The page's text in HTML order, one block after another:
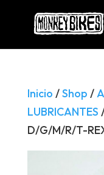
Búsqueda
productos
Inicio /Shop /
LUBRICANTES
D/G/M/R/T-